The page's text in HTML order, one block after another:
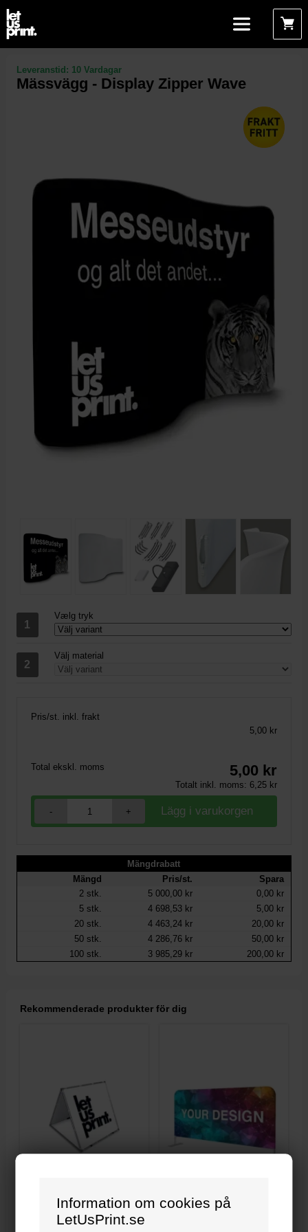
Information om cookies på
LetUsPrint.se
Leveranstid: 10 Vardagar
Mässvägg - Display Zipper Wave
Vælg tryk
Välj material
Pris/st. inkl. frakt
5,00 kr
Total ekskl. moms 5,00 kr
Totalt inkl. moms: 6,25 kr
- +
Mängdrabatt
Mängd
Pris/st.
Spara
2stk. 5 000,00 kr
0,00 kr
5stk. 4 698,53 kr
5,00 kr
20stk. 4 463,24 kr
20,00 kr
50stk. 4 286,76 kr
50,00 kr
100stk. 3 985,29 kr 200,00 kr
Rekommenderade produkter för dig
A-frame - 100x100 cm